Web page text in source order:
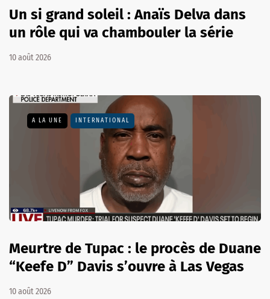
Un si grand soleil : Anaïs Delva dans
un rôle qui va chambouler la série
10 août 2026
A LA UNE INTERNATIONAL
Meurtre de Tupac : le procès de Duane
“Keefe D” Davis s’ouvre à Las Vegas
10 août 2026